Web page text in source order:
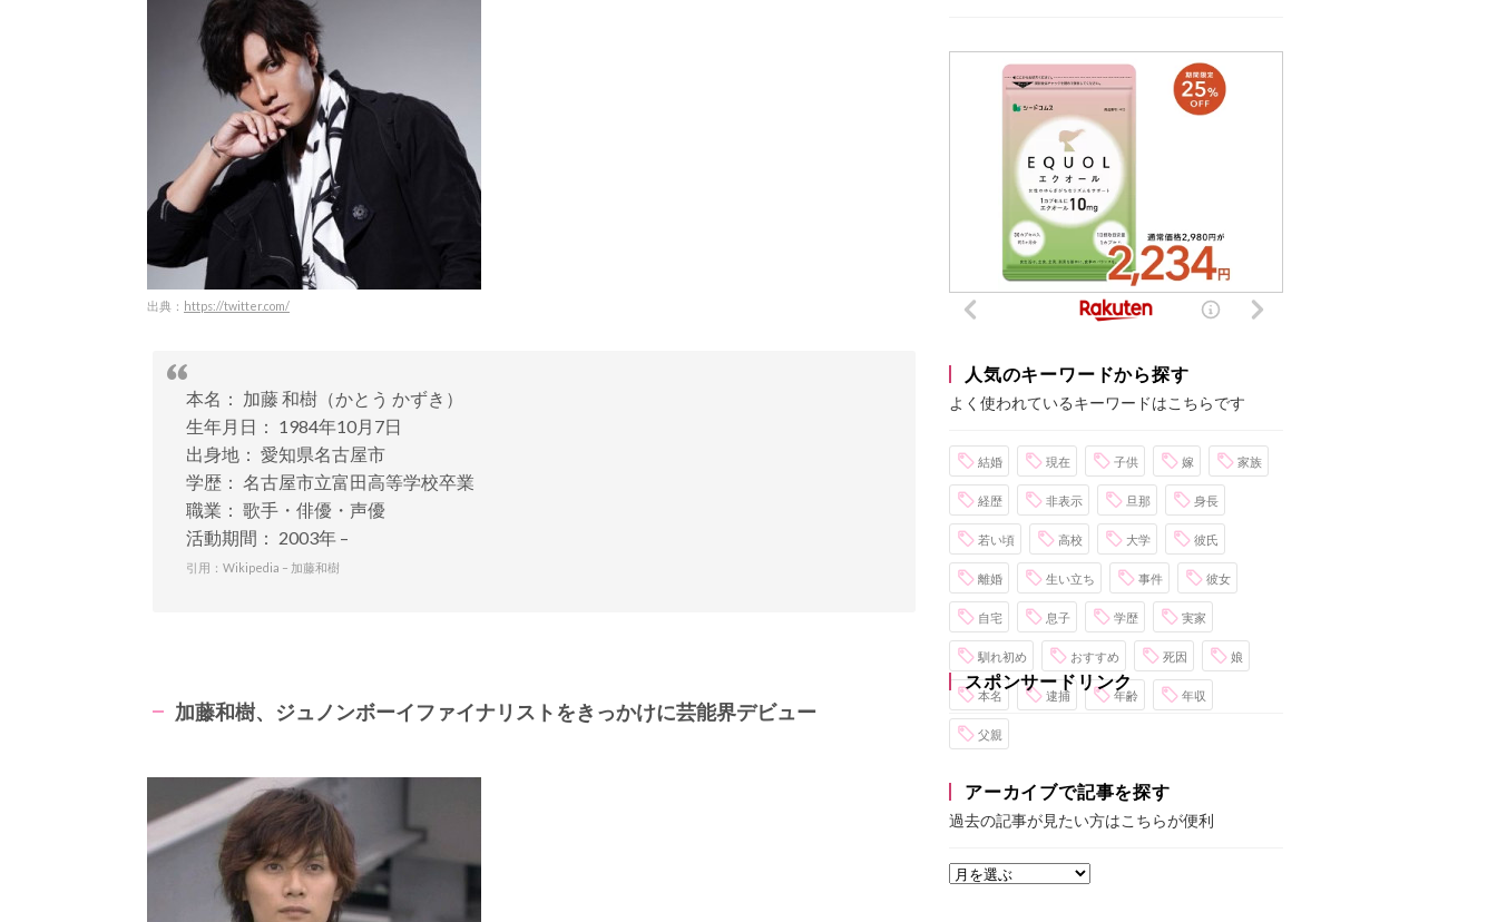
出典： https://twitter.com/
本名： 加藤 和樹（かとう かずき）
生年月日： 1984年10月7日
出身地： 愛知県名古屋市
学歴： 名古屋市立富田高等学校卒業
職業： 歌手・俳優・声優
活動期間： 2003年 –
引用：Wikipedia – 加藤和樹
加藤和樹、ジュノンボーイファイナリストをきっかけに芸能界デビュー
人気のキーワードから探す
よく使われているキーワードはこちらです
結婚 現在 子供 嫁 家族
経歴 非表示 旦那 身長
若い頃 高校 大学 彼氏
離婚 生い立ち 事件 彼女
自宅 息子 学歴 実家
馴れ初め おすすめ 死因 娘
本名 逮捕 年齢 年収
父親
アーカイブで記事を探す
過去の記事が見たい方はこちらが便利
スポンサードリンク